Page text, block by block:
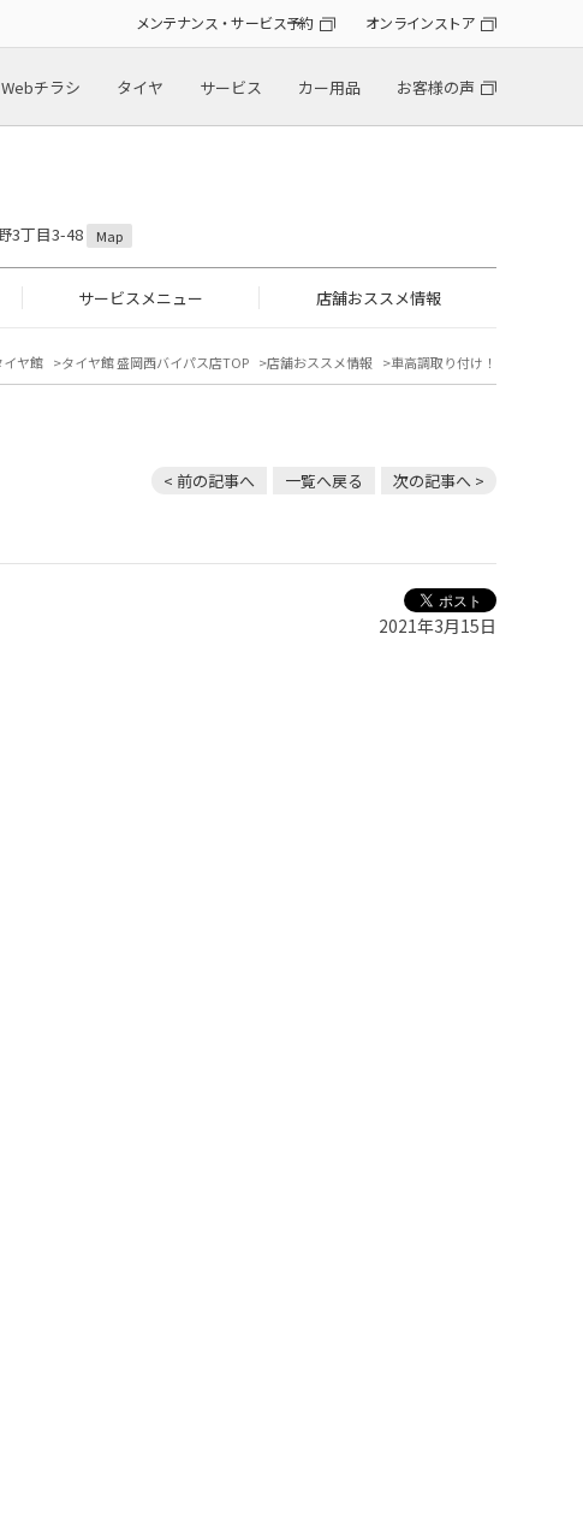
メンテナンス・サービス予約 オンラインストア
Webチラシ タイヤ サービス カー用品 お客様の声
3丁目3-48 Map
サービスメニュー 店舗おススメ情報
イヤ館 タイヤ館 盛岡西バイパス店TOP 店舗おススメ情報 車高調取り付け！
< 前の記事へ 一覧へ戻る 次の記事へ >
2021年3月15日